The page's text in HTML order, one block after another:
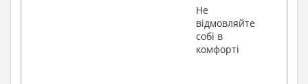
Не
відмовляйте
собі в
комфорті